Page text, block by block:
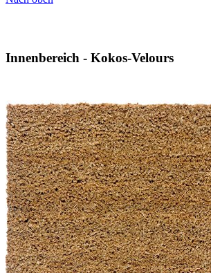
Innenbereich - Kokos-Velours